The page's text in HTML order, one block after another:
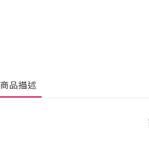
商品描述